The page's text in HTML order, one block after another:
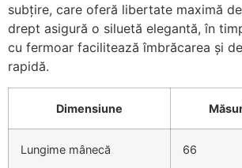
subțire, care oferă libertate maximă
drept asigură o siluetă elegantă, în
cu fermoar facilitează îmbrăcarea și
rapidă.
Dimensiune
Lungime mânecă 66